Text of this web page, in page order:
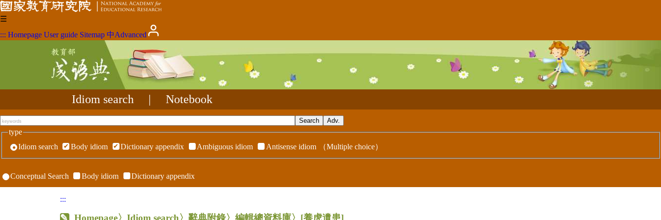
☰
::: Homepage User guide Sitemap 中Advanced
Idiom search Notebook
type
Idiom search
Body idiom Dictionary appendix Ambiguous idiom Antisense idiom （Multiple choice）
Conceptual Search Body idiom Dictionary appendix
:::
Homepage〉Idiom search〉辭典附錄〉編輯總資料庫〉 [養虎遺患]